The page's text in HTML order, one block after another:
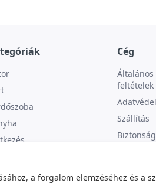
Cég
Általános
feltételek
Szállítás
a forgalom elemzéséhez és a